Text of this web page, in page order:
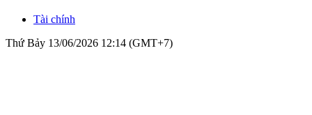
Tài chính
Thứ Bảy 13/06/2026 12:14 (GMT+7)